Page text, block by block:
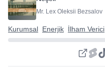
Mr. Lex Oleksii Bezsalov
Kurumsal Enerjik İlham Verici